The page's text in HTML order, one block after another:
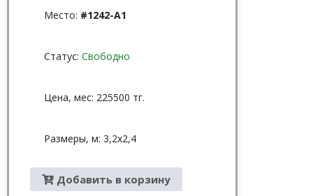
Место: #1242-A1
Статус: Свободно
Цена, мес: 225500 тг.
Размеры, м: 3,2x2,4
Добавить в корзину